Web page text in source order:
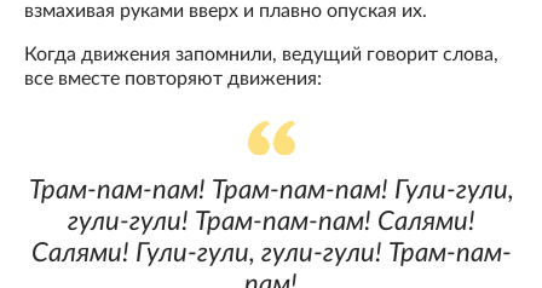
взмахивая руками вверх и плавно опуская их.
Когда движения запомнили, ведущий говорит слова,
все вместе повторяют движения:
Трам-пам-пам! Трам-пам-пам! Гули-гули,
гули-гули! Трам-пам-пам! Салями!
Салями! Гули-гули, гули-гули! Трам-пам-